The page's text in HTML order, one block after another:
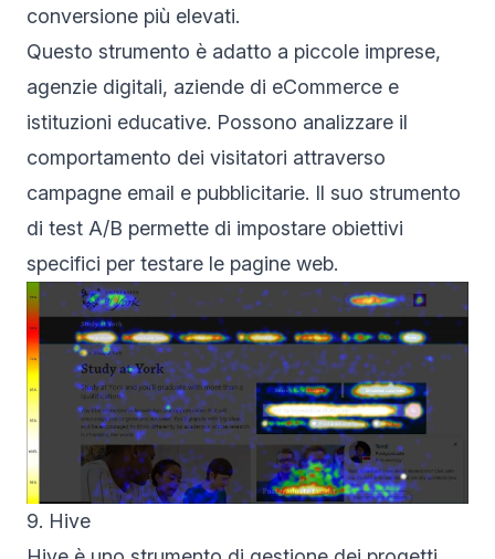
conversione più elevati.
Questo strumento è adatto a piccole imprese,
agenzie digitali, aziende di eCommerce e
istituzioni educative. Possono analizzare il
comportamento dei visitatori attraverso
campagne email e pubblicitarie. Il suo strumento
di test A/B permette di impostare obiettivi
specifici per testare le pagine web.
9. Hive